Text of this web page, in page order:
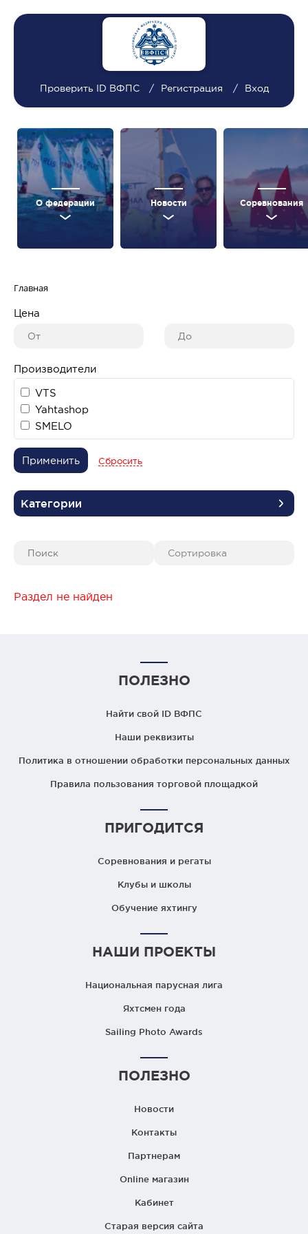
Проверить ID ВФПС Регистрация Вход
О федерации Новости Соревнования
Главная
Цена
Производители
VTS
Yahtashop
SMELO
Применить Сбросить
Категории
Раздел не найден
ПОЛЕЗНО
Найти свой ID ВФПС
Наши реквизиты
Политика в отношении обработки персональных данных
Правила пользования торговой площадкой
ПРИГОДИТСЯ
Соревнования и регаты
Клубы и школы
Обучение яхтингу
НАШИ ПРОЕКТЫ
Национальная парусная лига
Яхтсмен года
Sailing Photo Awards
ПОЛЕЗНО
Новости
Контакты
Партнерам
Online магазин
Кабинет
Старая версия сайта